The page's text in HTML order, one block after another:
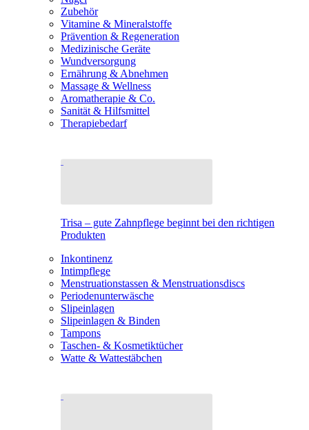
Zubehör
Vitamine & Mineralstoffe
Prävention & Regeneration
Medizinische Geräte
Wundversorgung
Ernährung & Abnehmen
Massage & Wellness
Aromatherapie & Co.
Sanität & Hilfsmittel
Therapiebedarf
Trisa – gute Zahnpflege beginnt bei den richtigen
Produkten
Inkontinenz
Intimpflege
Menstruationstassen & Menstruationsdiscs
Periodenunterwäsche
Slipeinlagen
Slipeinlagen & Binden
Tampons
Taschen- & Kosmetiktücher
Watte & Wattestäbchen